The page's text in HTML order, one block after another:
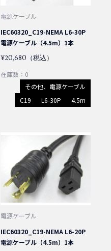
電源ケーブル
IEC60320_C19-NEMA L6-30P
電源ケーブル（4.5m）1本
¥20,680（税込）
在庫数：0
その他、電源ケーブル
C19
L6-30P 4.5m
電源ケーブル
IEC60320_C19-NEMA L6-20P
電源ケーブル（4.5m）1本